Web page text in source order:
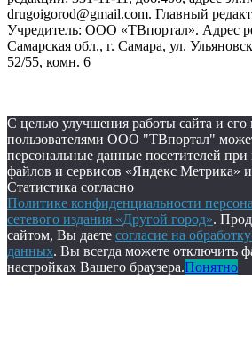
drugoigorod@gmail.com. Главный
Учредитель: ООО «ТВпортал». Адрес
Самарская обл., г. Самара, ул.
52/55, комн. 6
С целью улучшения работы сайта и его
пользователями ООО "ТВпортал"
персональные данные посетителей
файлов и сервисов «Яндекс Метрика»
Статистика согласно
Политике конфиденциальности
сетевого издания «Другой город».
сайтом, Вы даете согласие на
данных. Вы всегда можете отключить
настройках Вашего браузера.Понятно